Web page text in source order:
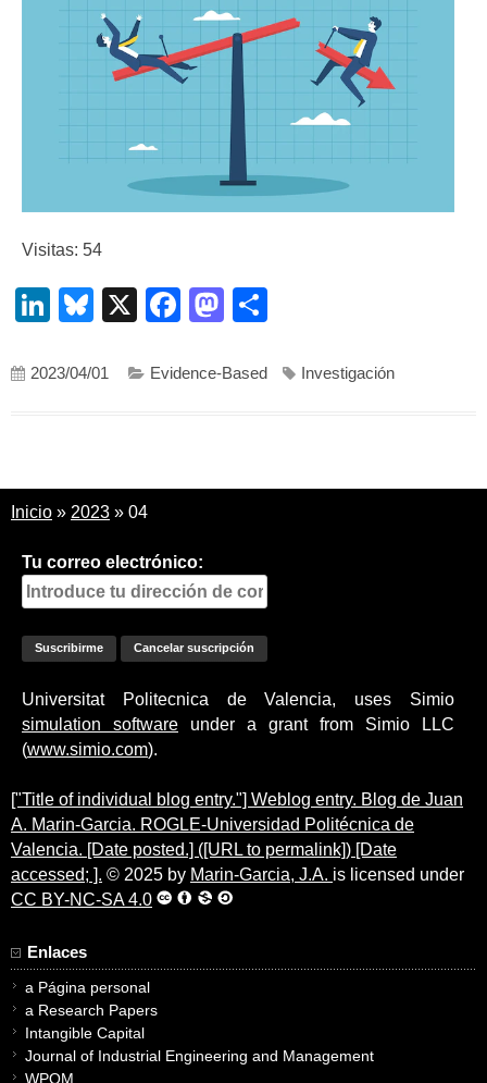
Visitas: 54
LinkedIn
Bluesky
X Facebook
Mastodon
2023/04/01 Evidence-Based Investigación
Inicio » 2023 » 04
Tu correo electrónico:
Universitat Politecnica de Valencia, uses Simio
simulation software under a grant from Simio LLC
(www.simio.com).
["Title of individual blog entry."] Weblog entry. Blog de Juan
A. Marin-Garcia. ROGLE-Universidad Politécnica de
Valencia. [Date posted.] ([URL to permalink]) [Date
accessed; ]. © 2025 by Marin-Garcia, J.A. is licensed under
CC BY-NC-SA 4.0
Enlaces
a Página personal
a Research Papers
Intangible Capital
Journal of Industrial Engineering and Management
WPOM